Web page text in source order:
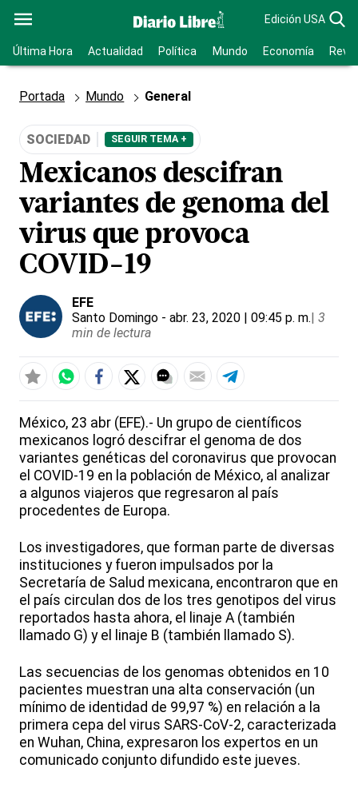
Edición USA
Última Hora Actualidad Política Mundo Economía
Portada Mundo General
SOCIEDAD SEGUIR TEMA +
Mexicanos descifran
variantes de genoma del
virus que provoca
COVID-19
EFE
Santo Domingo - abr. 23, 2020 | 09:45 p. m.| 3
min de lectura
México, 23 abr (EFE).- Un grupo de científicos
mexicanos logró descifrar el genoma de dos
variantes genéticas del coronavirus que provocan
el COVID-19 en la población de México, al analizar
a algunos viajeros que regresaron al país
procedentes de Europa.
Los investigadores, que forman parte de diversas
instituciones y fueron impulsados por la
Secretaría de Salud mexicana, encontraron que en
el país circulan dos de los tres genotipos del virus
reportados hasta ahora, el linaje A (también
llamado G) y el linaje B (también llamado S).
Las secuencias de los genomas obtenidos en 10
pacientes muestran una alta conservación (un
mínimo de identidad de 99,97 %) en relación a la
primera cepa del virus SARS-CoV-2, caracterizada
en Wuhan, China, expresaron los expertos en un
comunicado conjunto difundido este jueves.